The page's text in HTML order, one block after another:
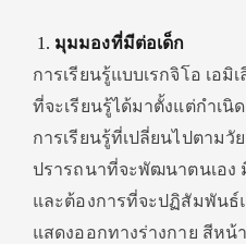
มุมมองที่มีต่อเด็ก
การเรียนรู้แบบเรกจิโอ เอมิ
ที่จะเรียนรู้ได้มาตั้งแต่กำเ
การเรียนรู้ที่เปลี่ยนไปตามวั
ปรารถนาที่จะพัฒนาตนเอง
และต้องการที่จะปฏิสัมพันธ์
แสดงออกทางร่างกาย สีหน้